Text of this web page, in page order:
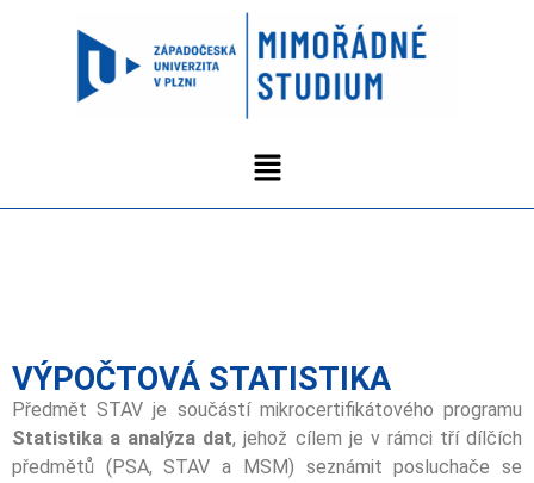
VÝPOČTOVÁ STATISTIKA
Předmět STAV je součástí mikrocertifikátového programu
Statistika a analýza dat, jehož cílem je v rámci tří dílčích
předmětů (PSA, STAV a MSM) seznámit posluchače se